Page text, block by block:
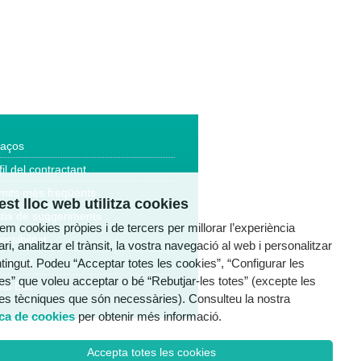
del contractant
més freqüents
de suggeriments
legal
Ètic
lloc web utilitza cookies
cookies pròpies i de tercers per millorar l’experiència
analitzar el trànsit, la vostra navegació al web i personalitzar
Podeu “Acceptar totes les cookies”, “Configurar les
que voleu acceptar o bé “Rebutjar-les totes” (excepte les
tècniques que són necessàries). Consulteu la nostra
de cookiesper obtenir més informació.
Accepta totes les cookies